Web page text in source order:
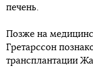
печень.
Позже на
Гретарссон
трансплантации